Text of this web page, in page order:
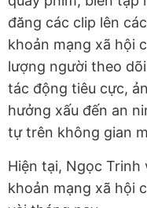
đăng các clip lên
khoản mạng xã hội
lượng người theo
tác động tiêu cực,
hưởng xấu đến an
tự trên không gian
Hiện tại, Ngọc Trinh
khoản mạng xã hội